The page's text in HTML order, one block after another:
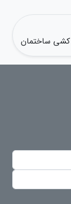
کشی ساختمان